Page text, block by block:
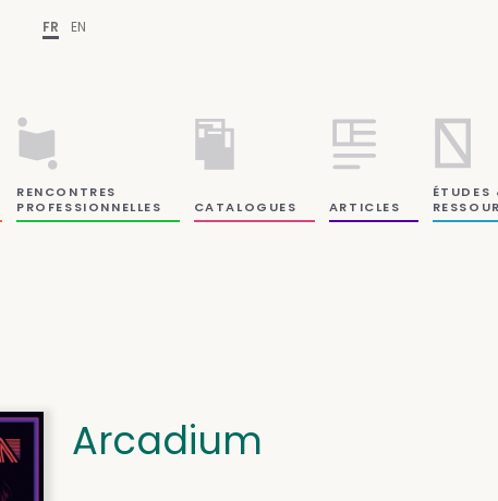
FR EN
RENCONTRES
PROFESSIONNELLES
CATALOGUES ARTICLES
ÉTUDES
Arcadium